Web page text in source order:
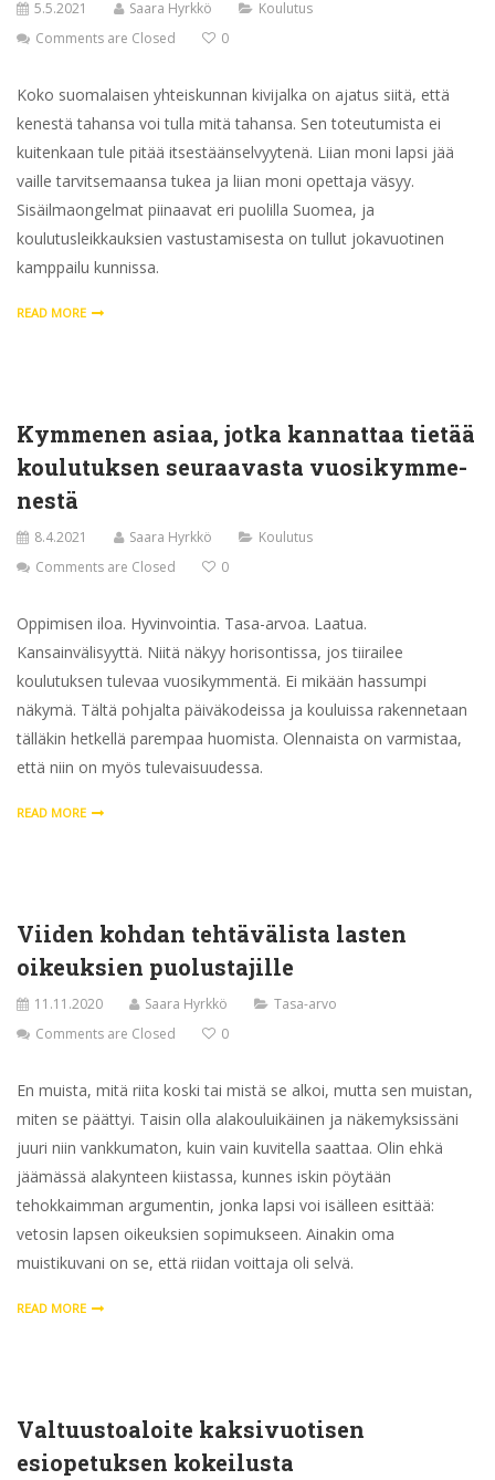
5.5.2021 Saara Hyrkkö
Koulutus
Comments are Closed
0
Koko suomalaisen yhteiskunnan kivijalka on ajatus siitä, että
kenestä tahansa voi tulla mitä tahansa. Sen toteutumista ei
kuitenkaan tule pitää itsestäänselvyytenä. Liian moni lapsi jää
vaille tarvitsemaansa tukea ja liian moni opettaja väsyy.
Sisäilmaongelmat piinaavat eri puolilla Suomea, ja
koulutusleikkauksien vastustamisesta on tullut jokavuotinen
kamppailu kunnissa.
READ MORE
Kymmenen asiaa, jotka kannattaa tietää
koulutuksen seuraavasta vuosikym­me­
nestä
8.4.2021 Saara Hyrkkö
Koulutus
Comments are Closed
0
Oppimisen iloa. Hyvinvointia. Tasa-arvoa. Laatua.
Kansainvälisyyttä. Niitä näkyy horisontissa, jos tiirailee
koulutuksen tulevaa vuosikymmentä. Ei mikään hassumpi
näkymä. Tältä pohjalta päiväkodeissa ja kouluissa rakennetaan
tälläkin hetkellä parempaa huomista. Olennaista on varmistaa,
että niin on myös tulevaisuudessa.
READ MORE
Viiden kohdan tehtävälista lasten
oikeuksien puolustajille
11.11.2020 Saara Hyrkkö
Tasa-arvo
Comments are Closed
0
En muista, mitä riita koski tai mistä se alkoi, mutta sen muistan,
miten se päättyi. Taisin olla alakouluikäinen ja näkemyksissäni
juuri niin vankkumaton, kuin vain kuvitella saattaa. Olin ehkä
jäämässä alakynteen kiistassa, kunnes iskin pöytään
tehokkaimman argumentin, jonka lapsi voi isälleen esittää:
vetosin lapsen oikeuksien sopimukseen. Ainakin oma
muistikuvani on se, että riidan voittaja oli selvä.
READ MORE
Valtuustoaloite kaksivuotisen
esiopetuksen kokeilusta